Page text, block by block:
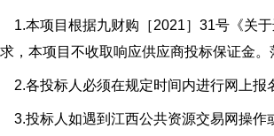
本项目根据九财购［2021］31号《关于
，本项目不收取响应供应商投标保证金。
各投标人必须在规定时间内进行网上报
投标人如遇到江西公共资源交易网操作